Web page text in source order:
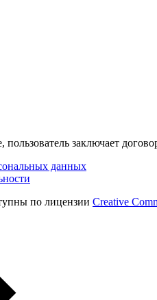
заключает
данных
по лицензии Creative